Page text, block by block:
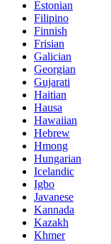
Estonian
Filipino
Finnish
Frisian
Galician
Georgian
Gujarati
Haitian
Hausa
Hawaiian
Hebrew
Hmong
Hungarian
Icelandic
Igbo
Javanese
Kannada
Kazakh
Khmer